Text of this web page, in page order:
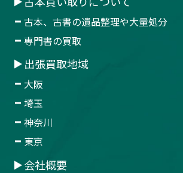
古本、古書の遺品整理や大量処分
専門書の買取
出張買取地域
大阪
埼玉
神奈川
東京
会社概要